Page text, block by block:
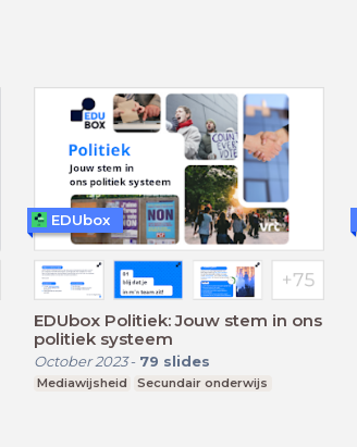
EDUbox Politiek: Jouw stem in ons
politiek systeem
October 2023- 79 slides
Mediawijsheid Secundair onderwijs
EDUbox